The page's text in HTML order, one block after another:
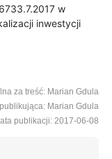
w
inwestycji
za treść: Marian Gdula
Marian Gdula
publikacji: 2017-06-08